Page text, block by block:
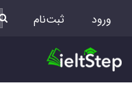
ورود ثبت‌نام